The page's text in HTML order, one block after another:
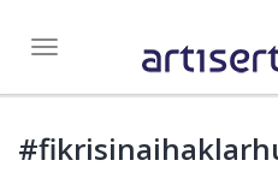
Toggle